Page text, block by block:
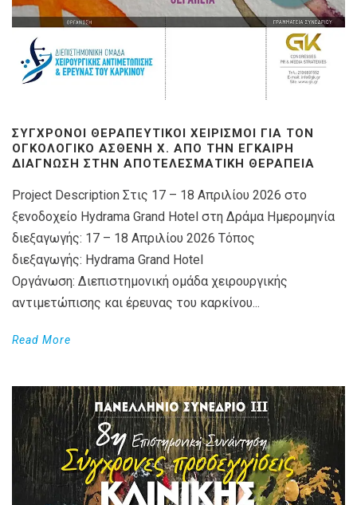
ΣΎΓΧΡΟΝΟΙ ΘΕΡΑΠΕΥΤΙΚΟΊ ΧΕΙΡΙΣΜΟΊ ΓΙΑ ΤΟΝ
ΟΓΚΟΛΟΓΙΚΌ ΑΣΘΕΝΉ X. ΑΠΌ ΤΗΝ ΈΓΚΑΙΡΗ
ΔΙΆΓΝΩΣΗ ΣΤΗΝ ΑΠΟΤΕΛΕΣΜΑΤΙΚΉ ΘΕΡΑΠΕΊΑ
Project Description Στις 17 – 18 Απριλίου 2026 στο
ξενοδοχείο Hydrama Grand Hotel στη Δράμα Ημερομηνία
διεξαγωγής: 17 – 18 Απριλίου 2026 Τόπος
διεξαγωγής: Hydrama Grand Hotel
Οργάνωση: Διεπιστημονική ομάδα χειρουργικής
αντιμετώπισης και έρευνας του καρκίνου...
Read More